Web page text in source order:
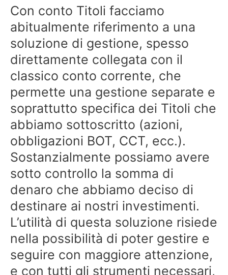
Con conto Titoli facciamo
abitualmente riferimento a una
soluzione di gestione, spesso
direttamente collegata con il
classico conto corrente, che
permette una gestione separate e
soprattutto specifica dei Titoli che
abbiamo sottoscritto (azioni,
obbligazioni BOT, CCT, ecc.).
Sostanzialmente possiamo avere
sotto controllo la somma di
denaro che abbiamo deciso di
destinare ai nostri investimenti.
L’utilità di questa soluzione risiede
nella possibilità di poter gestire e
seguire con maggiore attenzione,
e con tutti gli strumenti necessari,